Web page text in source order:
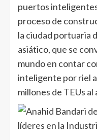
puertos
proceso de
la ciudad portuaria
asiático, que se
mundo en contar
inteligente por riel
millones de TEUs al